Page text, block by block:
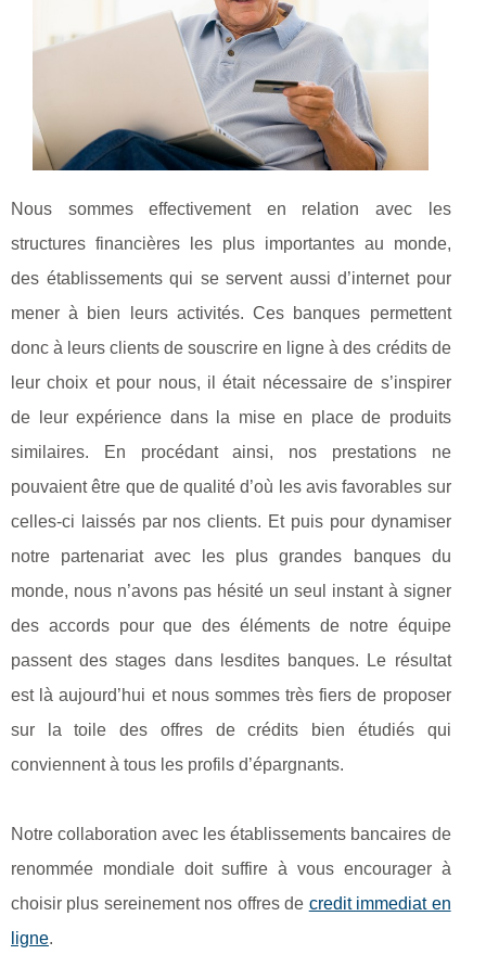
Nous sommes effectivement en relation avec les
structures financières les plus importantes au monde,
des établissements qui se servent aussi d’internet pour
mener à bien leurs activités. Ces banques permettent
donc à leurs clients de souscrire en ligne à des crédits de
leur choix et pour nous, il était nécessaire de s’inspirer
de leur expérience dans la mise en place de produits
similaires. En procédant ainsi, nos prestations ne
pouvaient être que de qualité d’où les avis favorables sur
celles-ci laissés par nos clients. Et puis pour dynamiser
notre partenariat avec les plus grandes banques du
monde, nous n’avons pas hésité un seul instant à signer
des accords pour que des éléments de notre équipe
passent des stages dans lesdites banques. Le résultat
est là aujourd’hui et nous sommes très fiers de proposer
sur la toile des offres de crédits bien étudiés qui
conviennent à tous les profils d’épargnants.
Notre collaboration avec les établissements bancaires de
renommée mondiale doit suffire à vous encourager à
choisir plus sereinement nos offres de credit immediat en
ligne.